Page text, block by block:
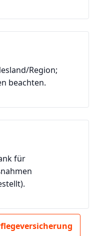
Region;
beachten.
für